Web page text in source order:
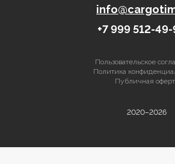
+7 999 512-
2020–2026
Пользовательское
Политика
Публичная